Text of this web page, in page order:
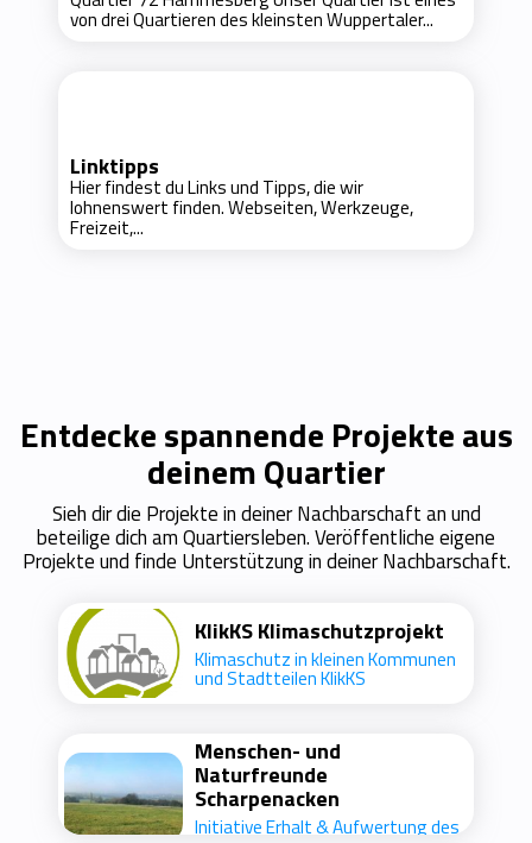
von drei Quartieren des kleinsten Wuppertaler...
Linktipps
Hier findest du Links und Tipps, die wir
lohnenswert finden. Webseiten, Werkzeuge,
Freizeit,...
Entdecke spannende Projekte aus
deinem Quartier
Sieh dir die Projekte in deiner Nachbarschaft an und
beteilige dich am Quartiersleben. Veröffentliche eigene
Projekte und finde Unterstützung in deiner Nachbarschaft.
KlikKS Klimaschutzprojekt
Klimaschutz in kleinen Kommunen
und Stadtteilen KlikKS
Menschen- und
Naturfreunde
Scharpenacken
Initiative Erhalt & Aufwertung des